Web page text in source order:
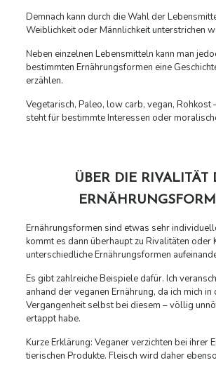
Demnach kann durch die Wahl der
Weiblichkeit oder Männlichkeit unterstrichen
Neben einzelnen Lebensmitteln kann man
bestimmten Ernährungsformen eine
erzählen.
Vegetarisch, Paleo, low carb, vegan, Rohkost
steht für bestimmte Interessen oder
ÜBER DIE RIVALITÄT
Ernährungsformen sind etwas sehr
kommt es dann überhaupt zu Rivalitäten oder
unterschiedliche Ernährungsformen
Es gibt zahlreiche Beispiele dafür. Ich
anhand der veganen Ernährung, da ich mich in
Vergangenheit selbst bei diesem – völlig
ertappt habe.
Kurze Erklärung: Veganer verzichten bei ihrer
tierischen Produkte. Fleisch wird daher